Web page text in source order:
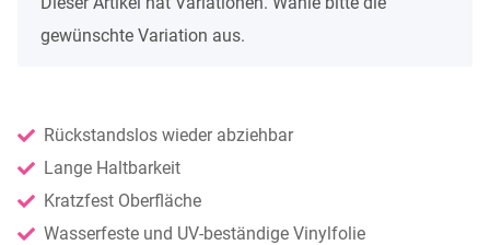
Rückstandslos wieder abziehbar
Lange Haltbarkeit
Kratzfest Oberfläche
Wasserfeste und UV-beständige Vinylfolie
gewünschte Variation aus.